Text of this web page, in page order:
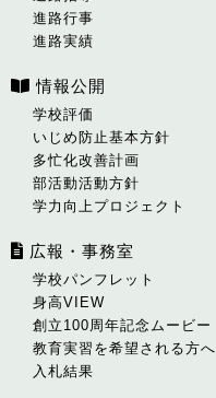
進路行事
進路実績
情報公開
学校評価
いじめ防止基本方針
多忙化改善計画
部活動活動方針
学力向上プロジェクト
広報・事務室
学校パンフレット
身高VIEW
創立100周年記念ムービー
教育実習を希望される方へ
入札結果